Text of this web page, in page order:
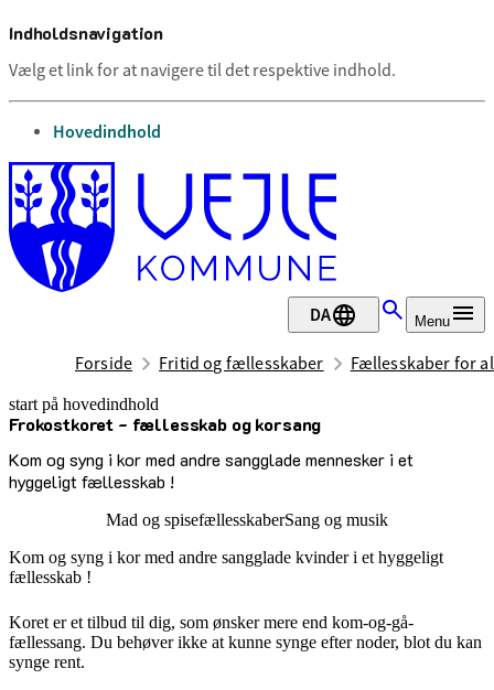
Indholdsnavigation
Vælg et link for at navigere til det respektive indhold.
gå til
Hovedindhold
DA Menu
Forside Fritid og fællesskaber Fællesskaber for
start på hovedindhold
Frokostkoret - fællesskab og korsang
Kom og syng i kor med andre sangglade mennesker i et
hyggeligt fællesskab !
senest opdateret 3. juli 2026
Mad og spisefællesskaberSang og musik
Kom og syng i kor med andre sangglade kvinder i et hyggeligt
fællesskab !
Koret er et tilbud til dig, som ønsker mere end kom-og-gå-
fællessang. Du behøver ikke at kunne synge efter noder, blot du kan
synge rent.